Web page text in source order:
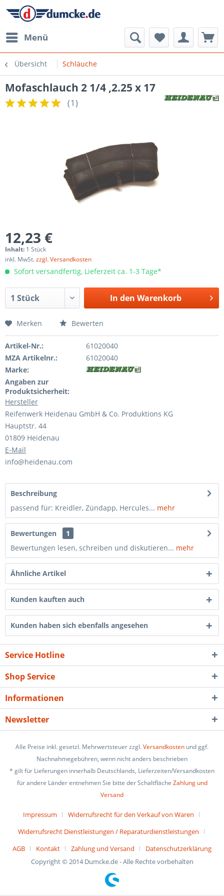
Menü
Übersicht Schläuche
Mofaschlauch 2 1/4 ,2.25 x 17
(1)
12,23 €
Inhalt: 1 Stück
inkl. MwSt.zzgl. Versandkosten
Sofort versandfertig, Lieferzeit ca. 1-3 Tage*
In den Warenkorb
Merken Bewerten
Artikel-Nr.:
61020040
MZA Artikelnr.:
61020040
Marke:
Angaben zur
Produktsicherheit:
Hersteller
Reifenwerk Heidenau GmbH & Co. Produktions KG
Hauptstr. 44
01809 Heidenau
E-Mail
info@heidenau.com
Beschreibung
passend für: Kreidler, Zündapp, Hercules... mehr
Bewertungen
1
Bewertungen lesen, schreiben und diskutieren... mehr
Ähnliche Artikel
Kunden kauften auch
Kunden haben sich ebenfalls angesehen
Service Hotline
Shop Service
Informationen
Newsletter
Alle Preise inkl. gesetzl. Mehrwertsteuer zzgl.Versandkosten und ggf.
Nachnahmegebühren, wenn nicht anders beschrieben
* gilt für Lieferungen innerhalb Deutschlands, Lieferzeiten/Versandkosten
für andere Länder entnehmen Sie bitte der Schaltfläche Zahlung und
Versand
Impressum
Widerrufsrecht für den Verkauf von Waren
Widerrufsrecht Dienstleistungen / Reparaturdienstleistungen
AGB
Kontakt Zahlung und Versand
Datenschutzerklärung
Copyright © 2014 Dumcke.de - Alle Rechte vorbehalten